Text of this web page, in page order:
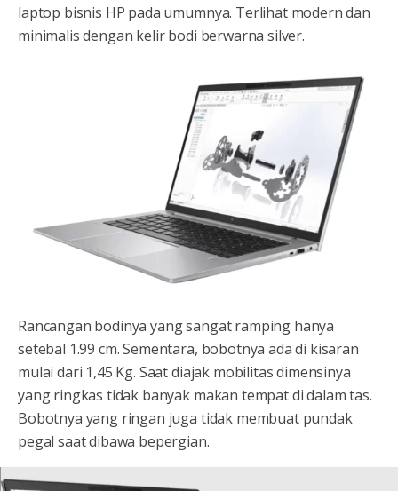
laptop bisnis HP pada umumnya. Terlihat modern dan
minimalis dengan kelir bodi berwarna silver.
Rancangan bodinya yang sangat ramping hanya
setebal 1.99 cm. Sementara, bobotnya ada di kisaran
mulai dari 1,45 Kg. Saat diajak mobilitas dimensinya
yang ringkas tidak banyak makan tempat di dalam tas.
Bobotnya yang ringan juga tidak membuat pundak
pegal saat dibawa bepergian.